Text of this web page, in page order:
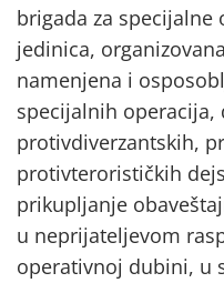
brigada za specijalne
jedinica,
namenjena i
specijalnih operacija,
protivdiverzantskih,
protivterorističkih
prikupljanje
u neprijateljevom
operativnoj dubini, u